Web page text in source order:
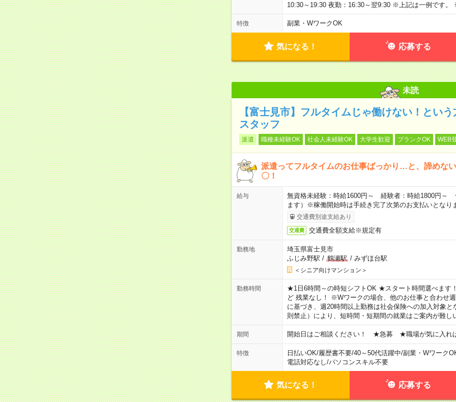
10:30～19:30 夜勤：16:30～翌9:30 ※上記は一例です
特徴 副業・WワークOK
気になる！ 応募する
未読
【富士見市】フルタイムじゃ働けない！とい
スタッフ
派遣 職種未経験OK 社会人未経験OK 大学生歓迎 ブランクOK WEB
派遣ってフルタイムのお仕事ばっかり…と、諦めな
〇！
給与
無資格未経験：時給1600円～ 経験者：時給1800円～
ます）※稼働開始時は手続き完了次第のお支払いとなり
交通費別途支給あり
交通費 交通費全額支給※規定有
勤務地
埼玉県富士見市
ふじみ野駅 / 鶴瀬駅/ みずほ台駅
＜シニア向けマンション＞
勤務時間
★1日6時間～の時短シフトOK ★スタート時間選べます
ど 残業なし！ ※Wワークの場合、他のお仕事と合わせ
に基づき、週20時間以上勤務は社会保険への加入対象
則禁止）により、短時間・短期間の就業はご案内が難し
期間 開始日はご相談ください！ ★急募 ★職場が気に入れ
特徴 日払いOK/履歴書不要/40～50代活躍中/副業・Wワーク
電話対応なし/パソコンスキル不要
気になる！ 応募する